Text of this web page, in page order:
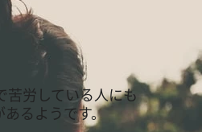
苦労している人にも
あるようです。